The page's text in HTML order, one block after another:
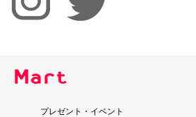
プレゼント・イベント